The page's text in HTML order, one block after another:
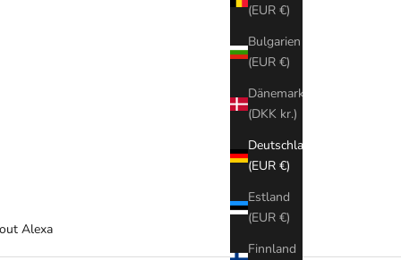
Alexa
(EUR €)
Bulgarien
(EUR €)
Dänemark
(DKK kr.)
Deutschland
(EUR €)
Estland
(EUR €)
Finnland